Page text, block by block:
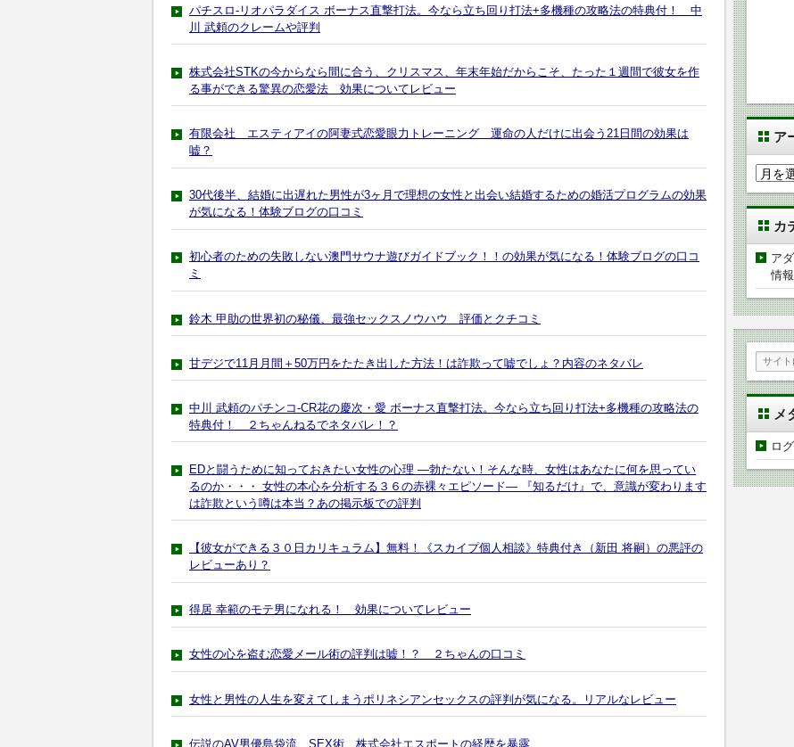
パチスロ-リオパラダイス ボーナス直撃打法。今なら立ち回り打法+多機種の攻略法の特典付！ 中
川 武頼のクレームや評判
株式会社STKの今からなら間に合う、クリスマス、年末年始だからこそ、たった１週間で彼女を作
る事ができる驚異の恋愛法 効果についてレビュー
有限会社 エスティアイの阿妻式恋愛眼力トレーニング 運命の人だけに出会う21日間の効果は
嘘？
30代後半、結婚に出遅れた男性が3ヶ月で理想の女性と出会い結婚するための婚活プログラムの効果
が気になる！体験ブログの口コミ
初心者のための失敗しない澳門サウナ遊びガイドブック！！の効果が気になる！体験ブログの口コ
ミ
鈴木 甲助の世界初の秘儀、最強セックスノウハウ 評価とクチコミ
甘デジで11月月間＋50万円をたたき出した方法！は詐欺って嘘でしょ？内容のネタバレ
中川 武頼のパチンコ-CR花の慶次・愛 ボーナス直撃打法。今なら立ち回り打法+多機種の攻略法の
特典付！ ２ちゃんねるでネタバレ！？
EDと闘うために知っておきたい女性の心理 ―勃たない！そんな時、女性はあなたに何を思ってい
るのか・・・ 女性の本心を分析する３６の赤裸々エピソード― 『知るだけ』で、意識が変わります
は詐欺という噂は本当？あの掲示板での評判
【彼女ができる３０日カリキュラム】無料！《スカイプ個人相談》特典付き（新田 将嗣）の悪評の
レビューあり？
得居 幸範のモテ男になれる！ 効果についてレビュー
女性の心を盗む恋愛メール術の評判は嘘！？ ２ちゃんの口コミ
女性と男性の人生を変えてしまうポリネシアンセックスの評判が気になる。リアルなレビュー
伝説のAV男優島袋流 SEX術 株式会社エスポートの経歴を暴露
ア
ア
ー
カ
イ
ブ
カ
ア
情
メ
ロ